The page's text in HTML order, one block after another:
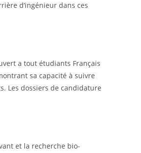
d’ingénieur dans ces
a tout étudiants Français
sa capacité à suivre
Les dossiers de candidature
et la recherche bio-